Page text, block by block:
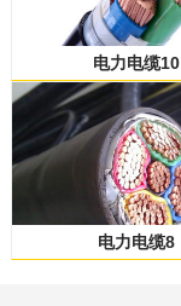
电力电缆10
电力电缆8